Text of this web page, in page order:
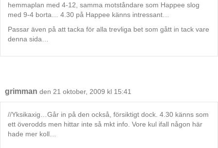
hemmaplan med 4-12, samma motståndare som Happee slog
med 9-4 borta… 4.30 på Happee känns intressant…
Passar även på att tacka för alla trevliga bet som gått in tack vare
denna sida…
grimman den 21 oktober, 2009 kl 15:41
//Yksikaxig…Går in på den också, försiktigt dock. 4.30 känns som
ett överodds men hittar inte så mkt info. Vore kul ifall någon här
hade mer koll…